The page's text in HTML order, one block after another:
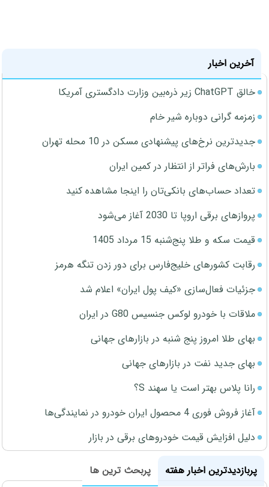
آخرین اخبار
خالق ChatGPT زیر ذره‌بین وزارت دادگستری آمریکا
زمزمه گرانی دوباره شیر خام
جدیدترین نرخ‌های پیشنهادی مسکن در 10 محله تهران
بارش‌های فراتر از انتظار در کمین ایران
تعداد حساب‌های بانکی‌تان را اینجا مشاهده کنید
پروازهای برقی اروپا تا 2030 آغاز می‌شود
قیمت سکه و طلا پنج‌شنبه 15 مرداد 1405
رقابت کشورهای خلیج‌فارس برای دور زدن تنگه هرمز
جزئیات فعال‌سازی «کیف پول ایران» اعلام شد
ملاقات با خودرو لوکس جنسیس G80 در ایران
بهای طلا امروز پنج شنبه در بازارهای جهانی
بهای جدید نفت در بازارهای جهانی
رانا پلاس بهتر است یا سهند S؟
آغاز فروش فوری 4 محصول ایران خودرو در نمایندگی‌ها
دلیل افزایش قیمت خودروهای برقی در بازار
پربازدیدترین اخبار هفته
پربحث ترین ها